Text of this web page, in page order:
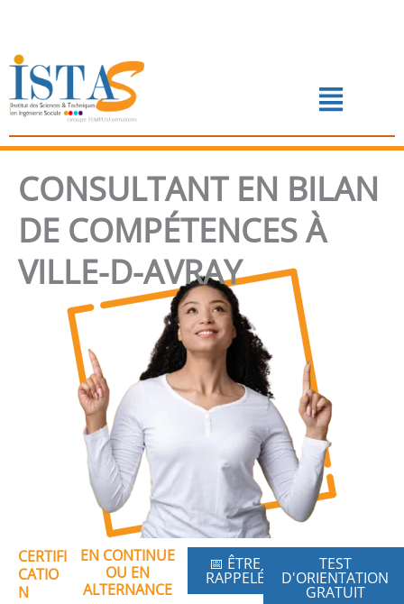
contenu
Menu
📅 PRENDRE RENDEZ-VOUS
CONSULTANT EN BILAN
DE COMPÉTENCES À
VILLE-D-AVRAY
CERTIFI
CATIO
N
EN CONTINUE
OU EN
ALTERNANCE
📅 ÊTRE
RAPPELÉ
TEST
D'ORIENTATION
GRATUIT